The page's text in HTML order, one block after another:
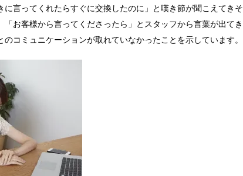
に言ってくれたらすぐに交換したのに」と嘆き節が聞こえてきそ
「お客様から言ってくださったら」とスタッフから言葉が出てき
のコミュニケーションが取れていなかったことを示しています。